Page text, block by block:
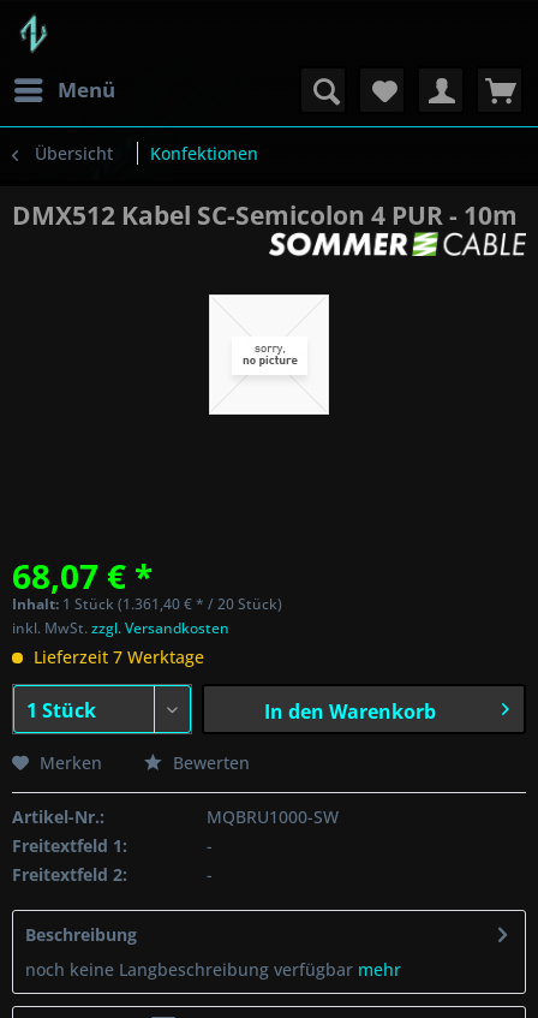
Menü
Übersicht Konfektionen
DMX512 Kabel SC-Semicolon 4 PUR - 10m
68,07 € *
Inhalt: 1 Stück (1.361,40 € * / 20 Stück)
inkl. MwSt.zzgl. Versandkosten
Lieferzeit 7 Werktage
In den Warenkorb
Merken Bewerten
Artikel-Nr.:
MQBRU1000-SW
Freitextfeld 1:
-
Freitextfeld 2:
-
Beschreibung
noch keine Langbeschreibung verfügbar mehr